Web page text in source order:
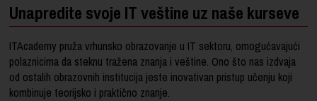
Unapredite svoje IT veštine uz naše kurseve
ITAcademy pruža vrhunsko obrazovanje u IT sektoru, omogućavajući
polaznicima da steknu tražena znanja i veštine. Ono što nas izdvaja
od ostalih obrazovnih institucija jeste inovativan pristup učenju koji
kombinuje teorijsko i praktično znanje.